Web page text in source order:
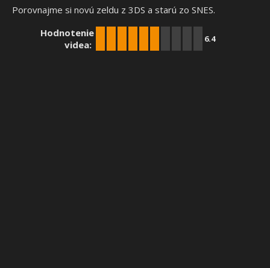
Porovnajme si novú zeldu z 3DS a starú zo SNES.
Hodnotenie
videa:
6.4